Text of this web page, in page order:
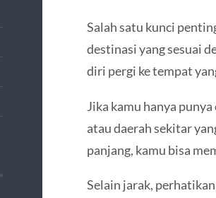
Salah satu kunci
destinasi yang sesuai
diri pergi ke tempat
Jika kamu hanya
atau daerah sekitar
panjang, kamu bisa
Selain jarak,